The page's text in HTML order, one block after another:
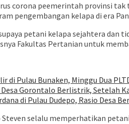
corona peemerintah provinsi
pengembangan kelapa di era
petani kelapa sejahtera dan
Fakultas Pertanian untuk
di Pulau Bunaken, Minggu Dua
Desa Gorontalo Berlistrik, Setelah
di Pulau Dudepo, Rasio Desa
selalu memperhatikan